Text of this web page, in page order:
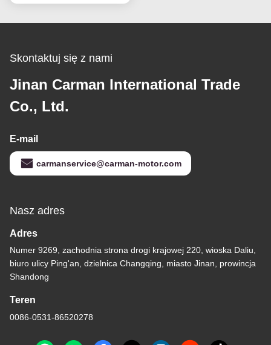
Howo Sitrak C7h
Skontaktuj się z nami
Jinan Carman International Trade
Co., Ltd.
E-mail
carmanservice@carman-motor.com
Nasz adres
Adres
Numer 9269, zachodnia strona drogi krajowej 220, wioska Daliu,
biuro ulicy Ping'an, dzielnica Changqing, miasto Jinan, prowincja
Shandong
Teren
0086-0531-86520278